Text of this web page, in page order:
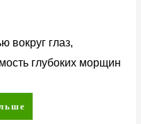
вокруг глаз,
глубоких морщин